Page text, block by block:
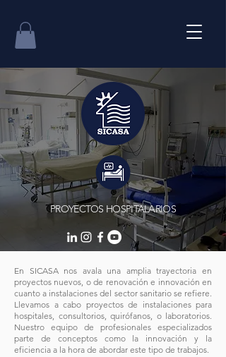
PROYECTOS HOSPITALARIOS
En SICASA nos avala una amplia trayectoria en
proyectos nuevos, o de renovación e innovación en
cuanto a instalaciones del sector sanitario se refiere.
Llevamos a cabo proyectos de instalaciones para
hospitales, consultorios, quirófanos, o laboratorios.
Nuestro equipo de profesionales especializados
parte de conceptos como la innovación y la
eficiencia a la hora de abordar este tipo de trabajos.